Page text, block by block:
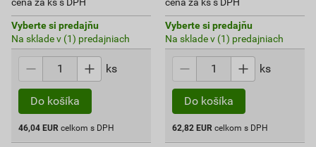
Vyberte si predajňu
Na sklade v (1) predajniach
ks
Do košíka
46,04 EUR celkom s DPH
Vyberte si predajňu
Na sklade v (1) predajniach
ks
Do košíka
62,82 EUR celkom s DPH